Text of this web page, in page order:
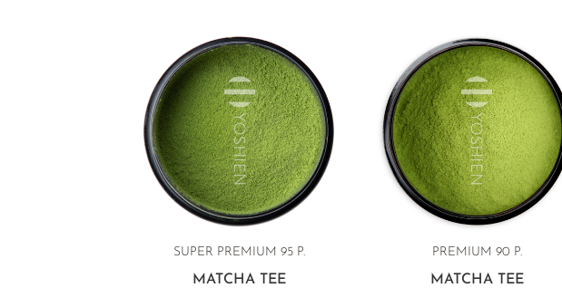
SUPER PREMIUM 95 P.
MATCHA TEE
PREMIUM 90 P.
MATCHA TEE